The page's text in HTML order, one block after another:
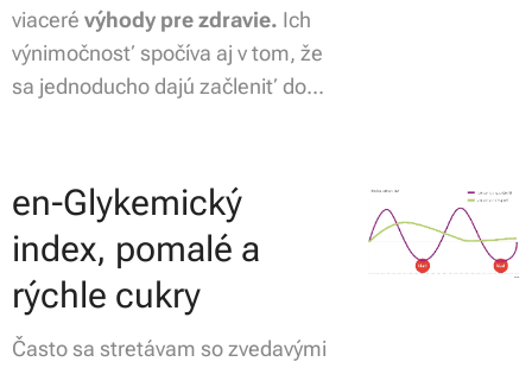
viaceré výhody pre zdravie. Ich
výnimočnosť spočíva aj v tom, že
sa jednoducho dajú začleniť do...
en-Glykemický
index, pomalé a
rýchle cukry
Často sa stretávam so zvedavými